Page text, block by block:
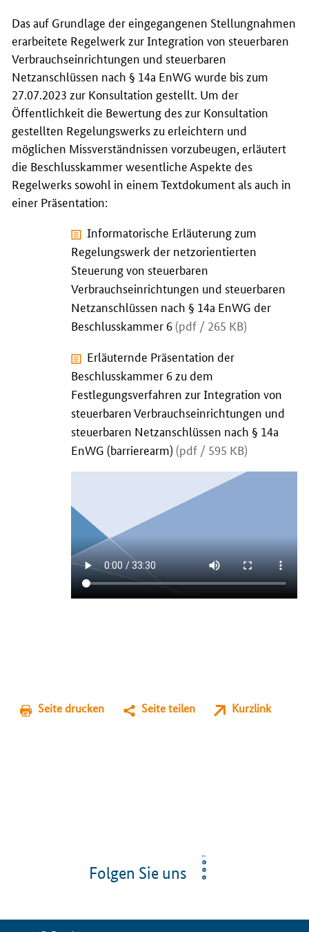
Das auf Grundlage der eingegangenen Stellungnahmen
erarbeitete Regelwerk zur Integration von steuerbaren
Verbrauchseinrichtungen und steuerbaren
Netzanschlüssen nach § 14a EnWG wurde bis zum
27.07.2023 zur Konsultation gestellt. Um der
Öffentlichkeit die Bewertung des zur Konsultation
gestellten Regelungswerks zu erleichtern und
möglichen Missverständnissen vorzubeugen, erläutert
die Beschlusskammer wesentliche Aspekte des
Regelwerks sowohl in einem Textdokument als auch in
einer Präsentation:
Informatorische Erläuterung zum
Regelungswerk der netzorientierten
Steuerung von steuerbaren
Verbrauchseinrichtungen und steuerbaren
Netzanschlüssen nach § 14a EnWG der
Beschlusskammer 6 (pdf / 265 KB)
Erläuternde Präsentation der
Beschlusskammer 6 zu dem
Festlegungsverfahren zur Integration von
steuerbaren Verbrauchseinrichtungen und
steuerbaren Netzanschlüssen nach § 14a
EnWG (barrierearm) (pdf / 595 KB)
Seite drucken Seite teilen Kurzlink
Folgen Sie uns